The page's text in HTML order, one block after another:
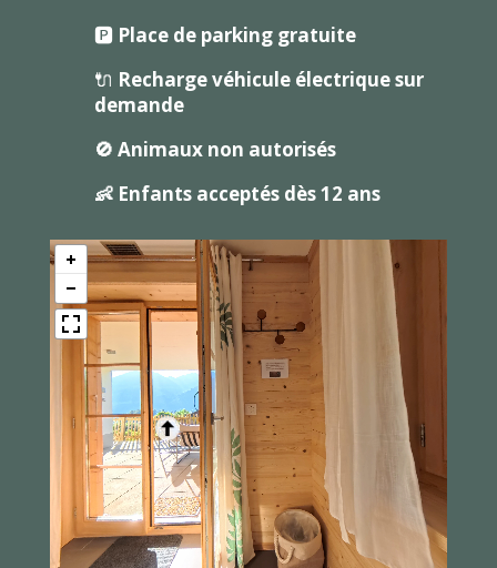
🅿️ Place de parking gratuite
🔌 Recharge véhicule électriquesur
demande
🚫 Animaux non autorisés
👶 Enfants acceptés dès 12 ans